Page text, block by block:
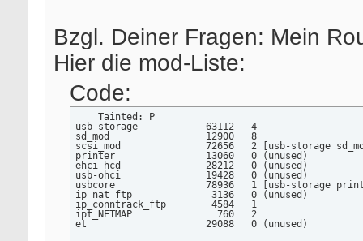
Bzgl. Deiner Fragen: Mein
Hier die mod-Liste:
Code:
    Tainted: P
usb-storage            63112   4
sd_mod                 12900   8
scsi_mod               72656   2 [usb-storage
printer                13060   0 (unused)
ehci-hcd               28212   0 (unused)
usb-ohci               19428   0 (unused)
usbcore                78936   1 [usb-storage
ip_nat_ftp              3136   0 (unused)
ip_conntrack_ftp        4584   1
ipt_NETMAP               760   2
et                     29088   0 (unused)